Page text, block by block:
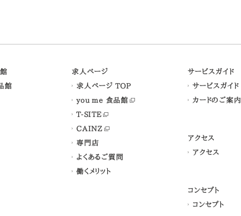
館
求人ページ
求人ページ TOP
you me 食品館
T-SITE
CAINZ
専門店
よくあるご質問
働くメリット
サービスガイド
サービスガイド
カードのご案内
アクセス
アクセス
コンセプト
コンセプト